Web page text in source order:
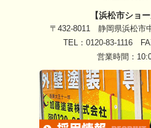
【浜松市ショ
〒432-8011 静岡県浜松市
TEL： 0120-83-1116
営業時間：